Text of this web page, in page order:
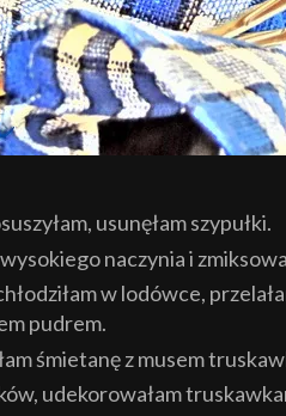
usunęłam szypułki.
naczynia i
w lodówce,
pudrem.
śmietanę z musem
udekorowałam